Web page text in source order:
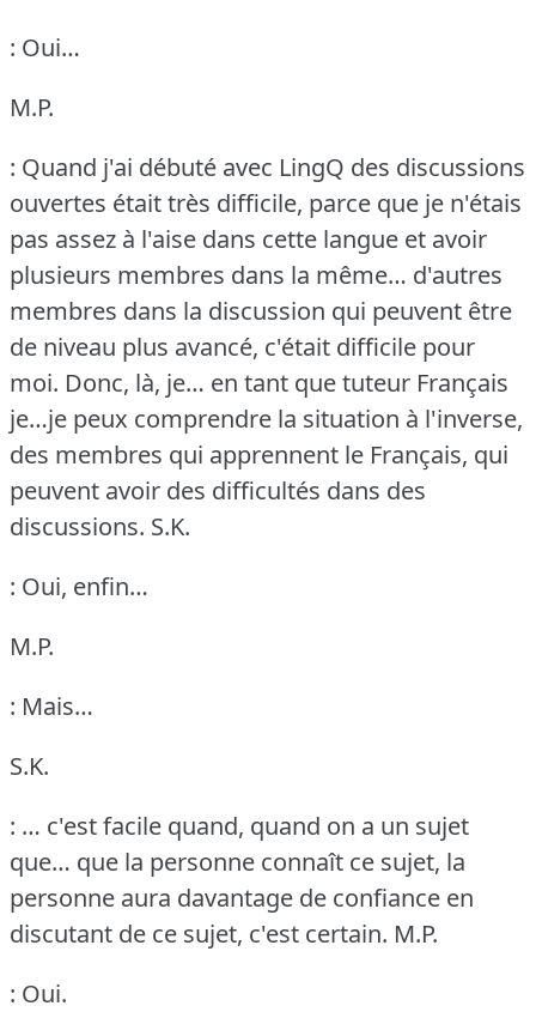
: Oui…
M.P.
: Quand j'ai débuté avec LingQ des discussions
ouvertes était très difficile, parce que je n'étais
pas assez à l'aise dans cette langue et avoir
plusieurs membres dans la même… d'autres
membres dans la discussion qui peuvent être
de niveau plus avancé, c'était difficile pour
moi. Donc, là, je… en tant que tuteur Français
je…je peux comprendre la situation à l'inverse,
des membres qui apprennent le Français, qui
peuvent avoir des difficultés dans des
discussions. S.K.
: Oui, enfin…
M.P.
: Mais…
S.K.
: … c'est facile quand, quand on a un sujet
que… que la personne connaît ce sujet, la
personne aura davantage de confiance en
discutant de ce sujet, c'est certain. M.P.
: Oui.